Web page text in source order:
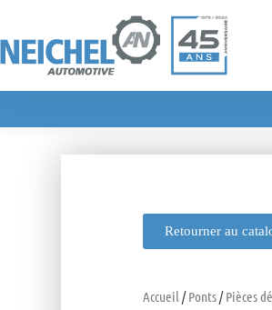
Retourner au
Accueil /Ponts/Pièces